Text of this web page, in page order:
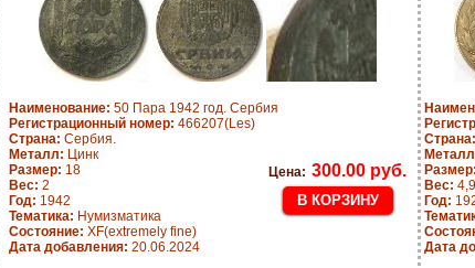
Наименование: 50 Пара 1942 год. Сербия
Регистрационный номер: 466207(Les)
Страна: Сербия.
Металл: Цинк
Размер: 18
Вес: 2
Год: 1942
Тематика: Нумизматика
Состояние: XF(extremely fine)
Дата добавления: 20.06.2024
Цена: 300.00 руб.
Страна:
Размер:
Вес:
Год:
Дата